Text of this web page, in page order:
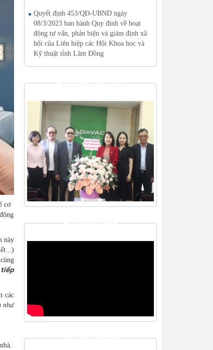
cơ
này
tiếp
các
như
Quyết định 453/QĐ-UBND ngày
08/3/2023 ban hành Quy định về hoạt
động tư vấn, phản biện và giám định xã
hội của Liên hiệp các Hội Khoa học và
Kỹ thuật tỉnh Lâm Đồng
THƯ VIỆN HÌNH ẢNH
THƯ VIỆN VIDEO
LIÊN KẾT WEBSITE